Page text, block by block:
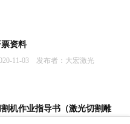
资料
11-03 发布者：大宏激光
机作业指导书（激光切割雕